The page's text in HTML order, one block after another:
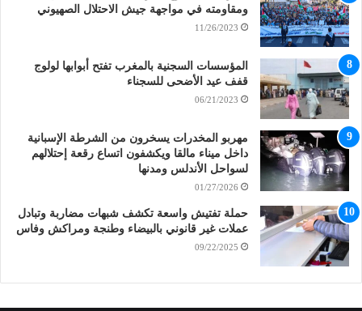
ومقاومته في مواجهة جيش الاحتلال الصهيوني
11/26/2023
المؤسسات السجنية بالمغرب تفتح أبوابها لولوج
قفف عيد الأضحى للسجناء
06/21/2023
مهربو المخدرات يسخرون من الشرطة الإسبانية
داخل ميناء مالقا ويكشفون اتساع رقعة إحتلالهم
لسواحل الأندلس ومدنها
01/27/2026
حملة تفتيش واسعة تكشف شبهات مضاربة وتبادل
عملات غير قانوني بالبيضاء وطنجة ومراكش وفاس
09/22/2025